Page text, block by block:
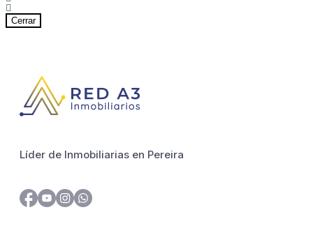
Cerrar
Líder de Inmobiliarias en Pereira